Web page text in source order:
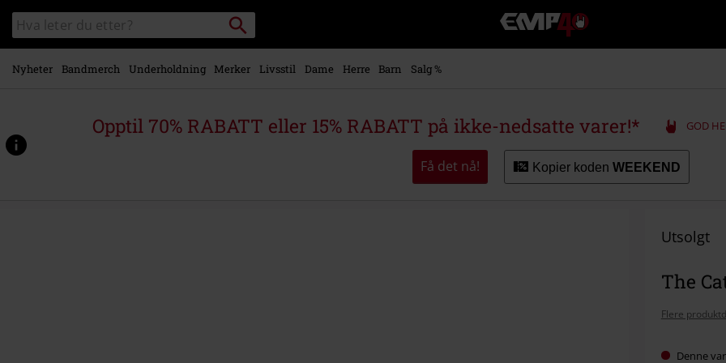
Skipp til
hovedinnhold
Søk
i
katalogen
Søk
EMP
-
Musikk,
merch
Alternativ
mote
Nyheter Bandmerch Underholdning Merker Livsstil Dame Herre Barn Salg %
Opptil 70% RABATT eller 15% RABATT på ikke-nedsatte varer!* GOD
Få det nå! Kopier koden WEEKEND
Utsolgt
The
Flere
Denne